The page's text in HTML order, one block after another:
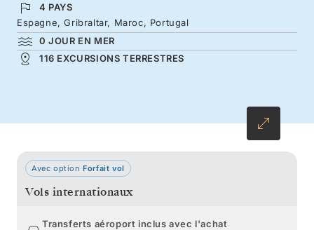
passionné et chefs-d’œuvre mauresques. Une
traversée vers une enclave espagnole, puis
Tanger au Maroc et le Rocher de Gibraltar,
4 PAYS
Espagne, Gribraltar, Maroc, Portugal
0 JOUR EN MER
116 EXCURSIONS TERRESTRES
Avec option Forfait vol
Vols internationaux
Transferts aéroport inclus avec l'achat